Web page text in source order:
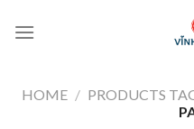
HOME / PRODUCTS